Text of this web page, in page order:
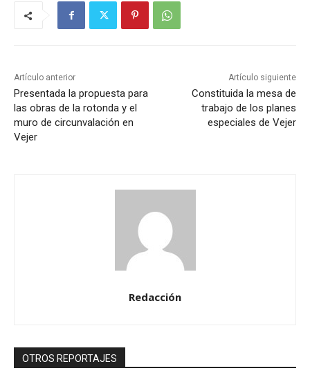
Artículo anterior
Presentada la propuesta para
las obras de la rotonda y el
muro de circunvalación en
Vejer
Artículo siguiente
Constituida la mesa de
trabajo de los planes
especiales de Vejer
Redacción
OTROS REPORTAJES